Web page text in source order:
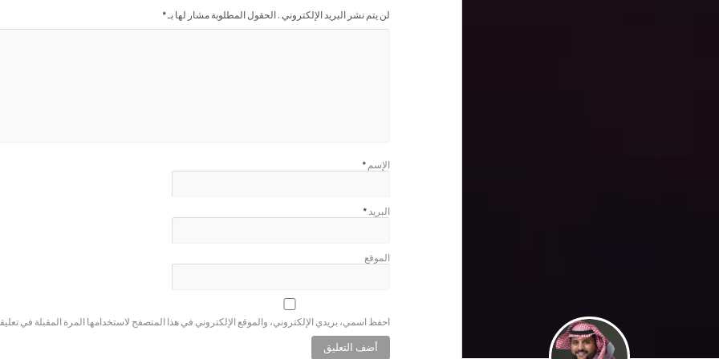
لن يتم نشر البريد الإلكتروني . الحقول المطلوبة مشار لها بـ*
الإسم *
البريد*
الموقع
احفظ اسمي، بريدي الإلكتروني، والموقع الإلكتروني في هذا المتصفح لاستخدامها المرة المقبلة في